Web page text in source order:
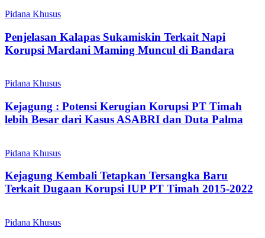
Pidana Khusus
Penjelasan Kalapas Sukamiskin Terkait Napi
Korupsi Mardani Maming Muncul di Bandara
Pidana Khusus
Kejagung : Potensi Kerugian Korupsi PT Timah
lebih Besar dari Kasus ASABRI dan Duta Palma
Pidana Khusus
Kejagung Kembali Tetapkan Tersangka Baru
Terkait Dugaan Korupsi IUP PT Timah 2015-2022
Pidana Khusus